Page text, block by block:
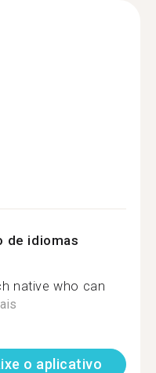
de idiomas
native who can
o aplicativo